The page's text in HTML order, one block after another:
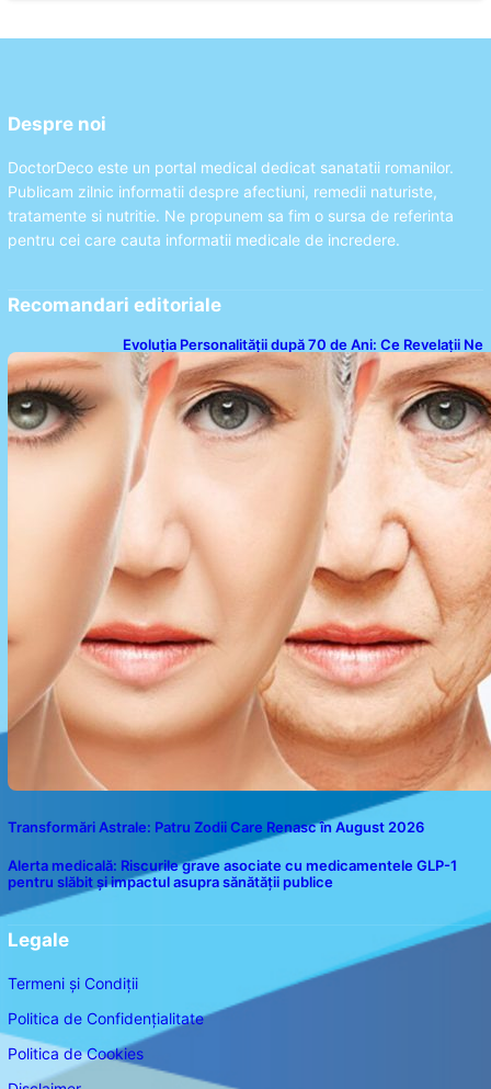
Despre noi
DoctorDeco este un portal medical dedicat sanatatii romanilor.
Publicam zilnic informatii despre afectiuni, remedii naturiste,
tratamente si nutritie. Ne propunem sa fim o sursa de referinta
pentru cei care cauta informatii medicale de incredere.
Recomandari editoriale
Evoluția Personalității după 70 de Ani: Ce Revelații Ne
Oferă Studiile Psihologice
Transformări Astrale: Patru Zodii Care Renasc în August 2026
Alerta medicală: Riscurile grave asociate cu medicamentele GLP-1
pentru slăbit și impactul asupra sănătății publice
Legale
Termeni și Condiții
Politica de Confidențialitate
Politica de Cookies